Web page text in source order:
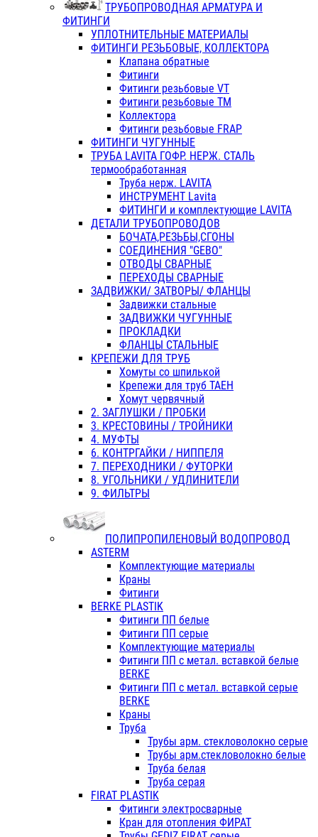
ТРУБОПРОВОДНАЯ АРМАТУРА И
ФИТИНГИ
УПЛОТНИТЕЛЬНЫЕ МАТЕРИАЛЫ
ФИТИНГИ РЕЗЬБОВЫЕ, КОЛЛЕКТОРА
Клапана обратные
Фитинги
Фитинги резьбовые VT
Фитинги резьбовые ТМ
Коллектора
Фитинги резьбовые FRAP
ФИТИНГИ ЧУГУННЫЕ
ТРУБА LAVITA ГОФР. НЕРЖ. СТАЛЬ
термообработанная
Труба нерж. LAVITA
ИНСТРУМЕНТ Lavita
ФИТИНГИ и комплектующие LAVITA
ДЕТАЛИ ТРУБОПРОВОДОВ
БОЧАТА,РЕЗЬБЫ,СГОНЫ
СОЕДИНЕНИЯ "GEBO"
ОТВОДЫ СВАРНЫЕ
ПЕРЕХОДЫ СВАРНЫЕ
ЗАДВИЖКИ/ ЗАТВОРЫ/ ФЛАНЦЫ
Задвижки стальные
ЗАДВИЖКИ ЧУГУННЫЕ
ПРОКЛАДКИ
ФЛАНЦЫ СТАЛЬНЫЕ
КРЕПЕЖИ ДЛЯ ТРУБ
Хомуты со шпилькой
Крепежи для труб ТАЕН
Хомут червячный
2. ЗАГЛУШКИ / ПРОБКИ
3. КРЕСТОВИНЫ / ТРОЙНИКИ
4. МУФТЫ
6. КОНТРГАЙКИ / НИППЕЛЯ
7. ПЕРЕХОДНИКИ / ФУТОРКИ
8. УГОЛЬНИКИ / УДЛИНИТЕЛИ
9. ФИЛЬТРЫ
ПОЛИПРОПИЛЕНОВЫЙ ВОДОПРОВОД
ASTERM
Комплектующие материалы
Краны
Фитинги
BERKE PLASTIK
Фитинги ПП белые
Фитинги ПП серые
Комплектующие материалы
Фитинги ПП с метал. вставкой белые
BERKE
Фитинги ПП с метал. вставкой серые
BERKE
Краны
Труба
Трубы арм. стекловолокно серые
Трубы арм.стекловолокно белые
Труба белая
Труба серая
FIRAT PLASTIK
Фитинги электросварные
Кран для отопления ФИРАТ